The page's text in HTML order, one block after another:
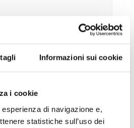
Informazioni sui cookie
i cookie
di navigazione e,
statistiche sull’uso dei
Registrati